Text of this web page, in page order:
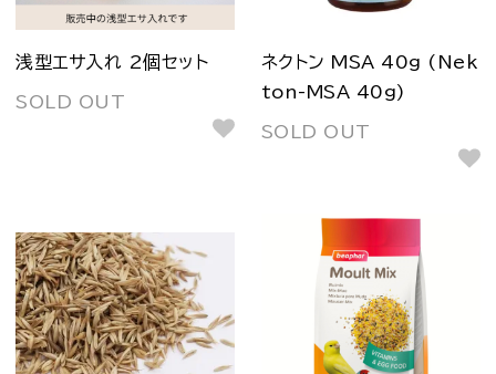
浅型エサ入れ 2個セット
SOLD OUT
ネクトン MSA 40g (Nek
ton-MSA 40g)
SOLD OUT